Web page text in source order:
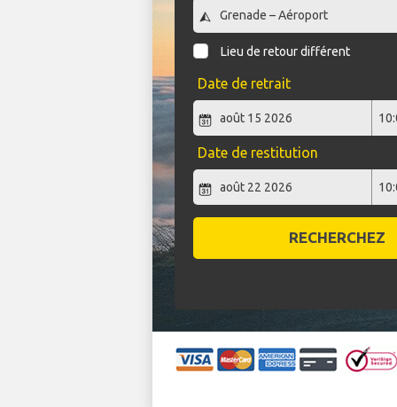
Lieu de retour différent
Date de retrait
Date de restitution
RECHERCHEZ